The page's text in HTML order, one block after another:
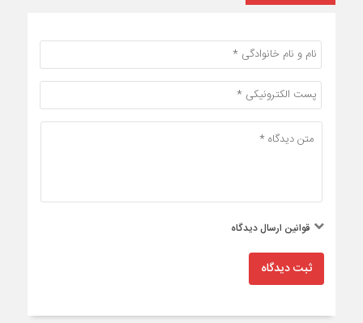
قوانین ارسال دیدگاه
ثبت دیدگاه